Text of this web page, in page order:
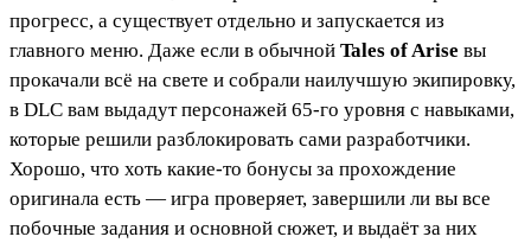
прогресс, а существует отдельно и запускается из
главного меню. Даже если в обычной Tales of Arise вы
прокачали всё на свете и собрали наилучшую экипировку,
в DLC вам выдадут персонажей 65-го уровня с навыками,
которые решили разблокировать сами разработчики.
Хорошо, что хоть какие-то бонусы за прохождение
оригинала есть — игра проверяет, завершили ли вы все
побочные задания и основной сюжет, и выдаёт за них